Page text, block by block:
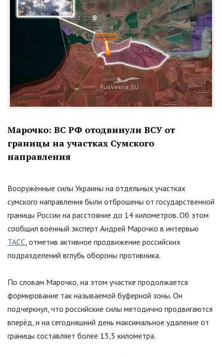
Марочко: ВС РФ отодвинули ВСУ от
границы на участках Сумского
направления
Вооружённые силы Украины на отдельных участках
сумского направления были отброшены от государственной
границы России на расстояние до 14 километров. Об этом
сообщил военный эксперт Андрей Марочко в интервью
ТАСС, отметив активное продвижение российских
подразделений вглубь обороны противника.
По словам Марочко, на этом участке продолжается
формирование так называемой буферной зоны. Он
подчеркнул, что российские силы методично продвигаются
вперёд, и на сегодняшний день максимальное удаление от
границы составляет более 13,5 километра.